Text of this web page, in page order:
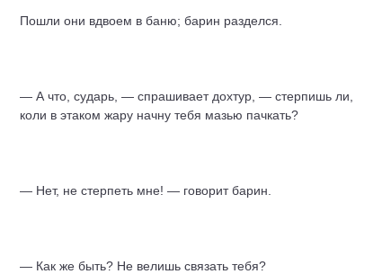
Пошли они вдвоем в баню; барин разделся.
— А что, сударь, — спрашивает дохтур, — стерпишь ли,
коли в этаком жару начну тебя мазью пачкать?
— Нет, не стерпеть мне! — говорит барин.
— Как же быть? Не велишь связать тебя?